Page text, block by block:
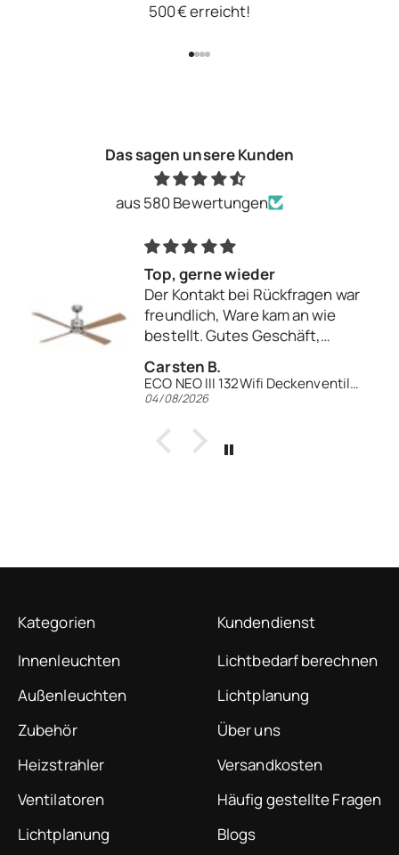
500 € erreicht!
Das sagen unsere Kunden
aus 580 Bewertungen
Alles super!
Habe das Leuchtmittel für mein
Bad gekauft, bin voll zufrieden.
Anonym
G95 LED Leuchtmittel 2700K | E27 | Keramik opal
04/08/2026
Kategorien
Innenleuchten
Außenleuchten
Zubehör
Heizstrahler
Ventilatoren
Lichtplanung
Kundendienst
Lichtbedarf berechnen
Lichtplanung
Über uns
Versandkosten
Häufig gestellte Fragen
Blogs